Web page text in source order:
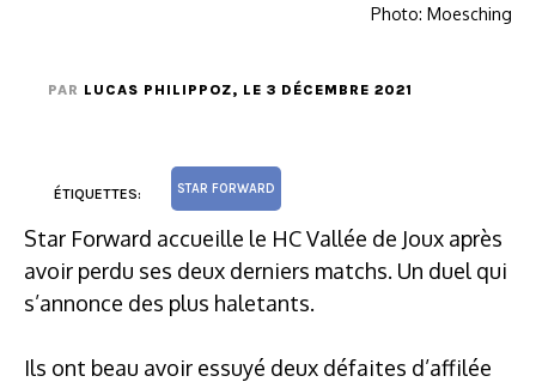
Photo: Moesching
PAR LUCAS PHILIPPOZ, LE 3 DÉCEMBRE 2021
ÉTIQUETTES: STAR FORWARD
Star Forward accueille le HC Vallée de Joux après
avoir perdu ses deux derniers matchs. Un duel qui
s’annonce des plus haletants.
Ils ont beau avoir essuyé deux défaites d’affilée